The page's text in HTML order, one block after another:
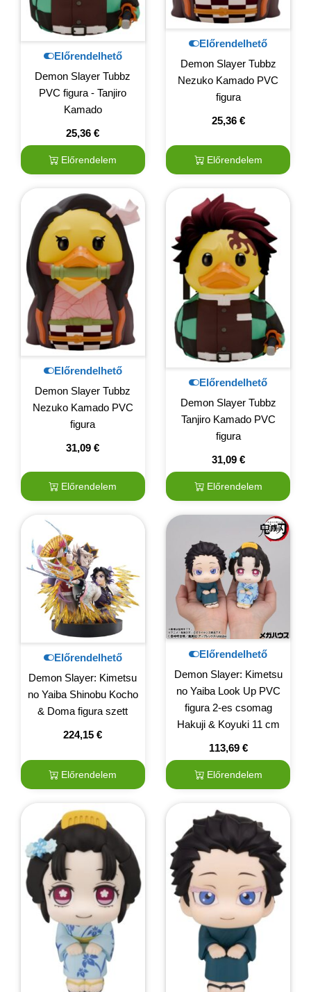
Előrendelhető
Demon Slayer Tubbz
PVC figura - Tanjiro
Kamado
25,36€
Előrendelem
Előrendelhető
Demon Slayer Tubbz
Nezuko Kamado PVC
figura
25,36 €
Előrendelem
Előrendelhető
Demon Slayer Tubbz
Nezuko Kamado PVC
figura
31,09€
Előrendelem
Előrendelhető
Demon Slayer Tubbz
Tanjiro Kamado PVC
figura
31,09 €
Előrendelem
Előrendelhető
Demon Slayer: Kimetsu
no Yaiba Shinobu Kocho
& Doma figura szett
224,15€
Előrendelem
Előrendelhető
Demon Slayer: Kimetsu
no Yaiba Look Up PVC
figura 2-es csomag
Hakuji & Koyuki 11 cm
113,69 €
Előrendelem